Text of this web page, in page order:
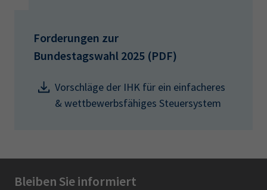
Forderungen zur
Bundestagswahl 2025 (PDF)
Vorschläge der IHK für ein einfacheres
& wettbewerbsfähiges Steuersystem
Bleiben Sie informiert